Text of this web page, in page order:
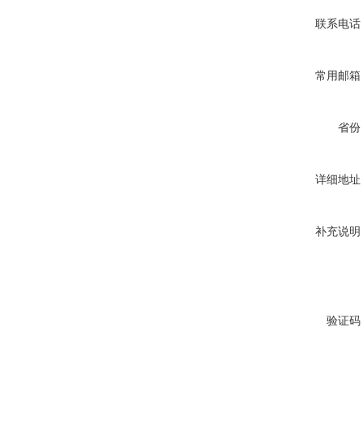
联系电话
常用邮箱
省份
详细地址
补充说明
验证码